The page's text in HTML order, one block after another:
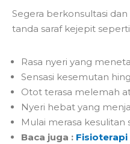
Segera berkonsultasi
tanda saraf kejepit
Rasa nyeri yang
Sensasi kesemutan
Otot terasa melemah
Nyeri hebat yang
Mulai merasa kesulitan
Baca juga : Fisioterapi